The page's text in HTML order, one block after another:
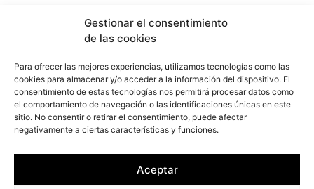
Gestionar el consentimiento
de las cookies
Para ofrecer las mejores experiencias, utilizamos tecnologías como las
cookies para almacenar y/o acceder a la información del dispositivo. El
consentimiento de estas tecnologías nos permitirá procesar datos como
el comportamiento de navegación o las identificaciones únicas en este
sitio. No consentir o retirar el consentimiento, puede afectar
negativamente a ciertas características y funciones.
Aceptar
info@f2marquitectura.com
Política de privadesa